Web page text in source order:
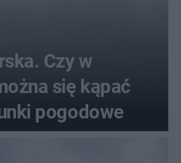
Czy w
się kąpać
pogodowe